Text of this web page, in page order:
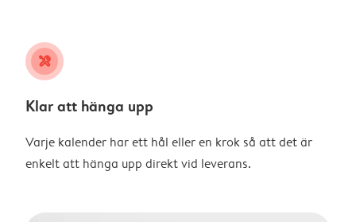
tools
Klar att hänga upp
Varje kalender har ett hål eller en krok så att det är
enkelt att hänga upp direkt vid leverans.